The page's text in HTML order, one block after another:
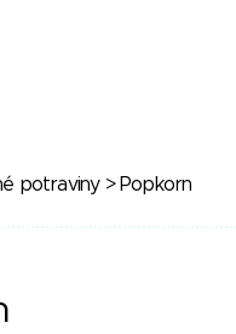
potraviny> Popkorn